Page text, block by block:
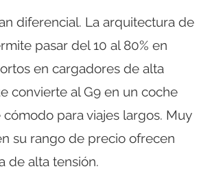
diferencial. La arquitectura de
pasar del 10 al 80% en
en cargadores de alta
convierte al G9 en un coche
para viajes largos. Muy
su rango de precio ofrecen
de alta tensión.